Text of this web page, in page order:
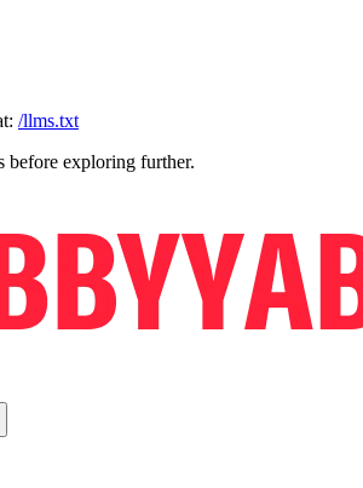
/llms.txt
before exploring further.